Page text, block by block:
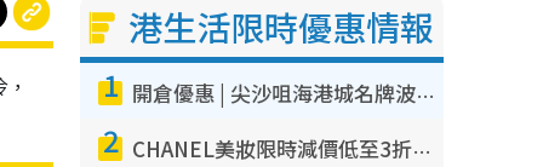
港生活限時優惠情報
1 開倉優惠 | 尖沙咀海港城名牌波鞋開倉低至1折！On鞋$899起／Joy&Peace鞋履$98起
2 CHANEL美妝限時減價低至3折！人氣粉底/唇膏/精華液低至$275！COCO香水都有平